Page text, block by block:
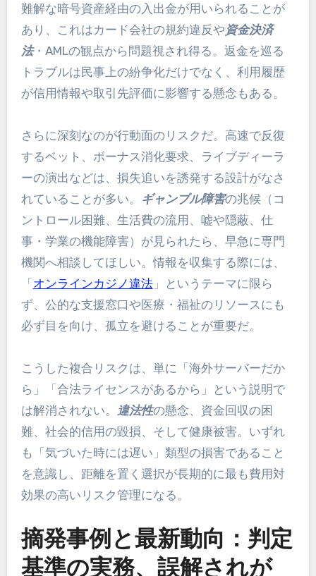
難解な暗号資産経由の入出金が用いられることが
あり、これはカード会社の規約違反や 資金決済
法・AMLの観点から問題視され得る。返金を巡る
トラブルは民事上の紛争化だけでなく、利用履歴
が信用情報や取引先評価に影響する懸念もある。
さらに深刻なのが行動面のリスクだ。高速で反復
するベット、ボーナス消化要求、ライブディーラ
ーの演出などは、損失追いを誘発する設計がなさ
れていることが多い。
ギャンブル障害の兆候（コ
ントロール困難、生活費の流用、嘘や隠蔽、仕
事・学業の機能障害）が見られたら、早急に専門
機関へ相談してほしい。情報を収集する際には、
「オンラインカジノ違法」というテーマに限ら
ず、公的な支援窓口や医療・福祉のリソースにも
必ず目を向け、孤立を避けることが重要だ。
こうした複合リスクは、単に「海外サーバーだか
ら」「合法ライセンスがあるから」という説明で
は解消されない。
違法性の懸念、資金回収の困
難、社会的信用の毀損、そして健康被害。いずれ
も「気づいた時には遅い」類型の損害であること
を意識し、距離を置く選択が長期的に最も費用対
効果の高いリスク管理になる。
摘発事例と最新動向：判定
基準の実務、誤解されが